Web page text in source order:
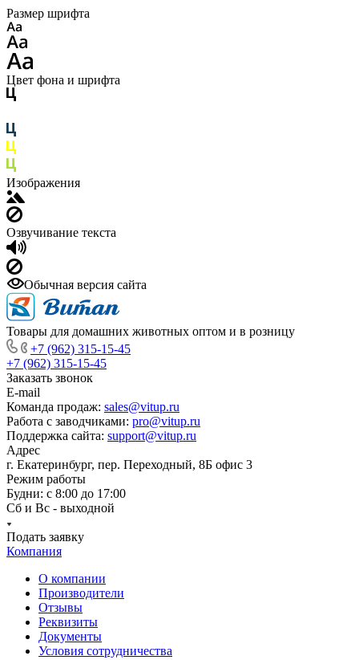
Размер шрифта
Цвет фона и шрифта
Изображения
Озвучивание текста
Обычная версия сайта
Товары для домашних животных оптом и в розницу
+7 (962) 315-15-45
+7 (962) 315-15-45
Заказать звонок
E-mail
Команда продаж: sales@vitup.ru
Работа с заводчиками: pro@vitup.ru
Поддержка сайта: support@vitup.ru
Адрес
г. Екатеринбург, пер. Переходный, 8Б офис 3
Режим работы
Будни: с 8:00 до 17:00
Сб и Вс - выходной
Подать заявку
Компания
О компании
Производители
Отзывы
Реквизиты
Документы
Условия сотрудничества